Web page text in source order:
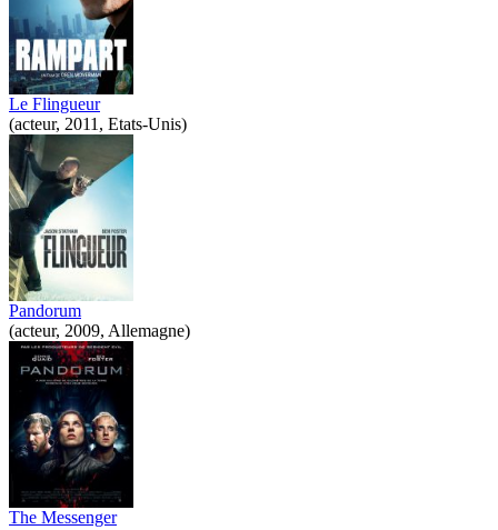
Le Flingueur
(acteur, 2011, Etats-Unis)
Pandorum
(acteur, 2009, Allemagne)
The Messenger